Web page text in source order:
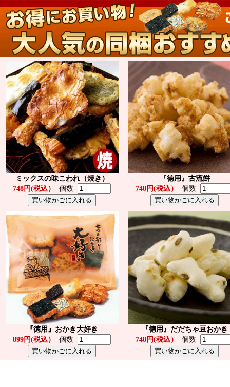
ミックスの味こわれ（焼き）
748円(税込）
個数
『徳用』古流餅
748円(税込）
個数
『徳用』おかき大好き
899円(税込）
個数
『徳用』だだちゃ豆おかき
748円(税込）
個数